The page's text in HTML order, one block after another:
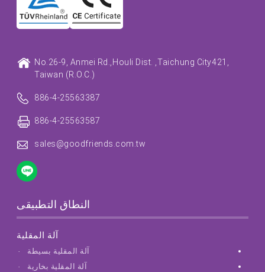
No.26-9, Anmei Rd.,Houli Dist. , Taichung City421,
Taiwan (R.O.C.)
886-4-25563387
886-4-25563587
sales@goodfriends.com.tw
النطاق التطبيقى
آلة المقلية
آلة المقلية بسيطة
آلة المقلية بخارية